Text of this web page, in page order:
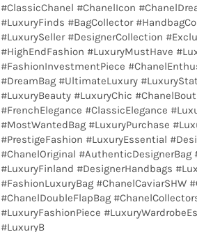
#ClassicChanel #ChanelIcon
#LuxuryFinds #BagCollector
#LuxurySeller #DesignerCollection
#HighEndFashion #LuxuryMustHave
#FashionInvestmentPiece
#DreamBag #UltimateLuxury
#LuxuryBeauty #LuxuryChic
#FrenchElegance #ClassicElegance
#MostWantedBag #LuxuryPurchase
#PrestigeFashion #LuxuryEssential
#ChanelOriginal #AuthenticDesignerBag
#LuxuryFinland #DesignerHandbags
#FashionLuxuryBag #ChanelCaviarSHW
#ChanelDoubleFlapBag
#LuxuryFashionPiece
#LuxuryB